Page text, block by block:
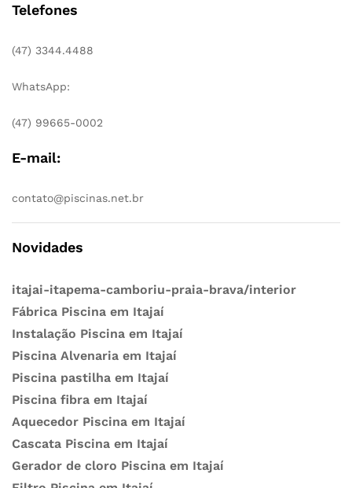
Telefones
(47) 3344.4488
WhatsApp:
(47) 99665-0002
E-mail:
contato@piscinas.net.br
Novidades
itajai-itapema-camboriu-praia-brava/interior
Fábrica Piscina em Itajaí
Instalação Piscina em Itajaí
Piscina Alvenaria em Itajaí
Piscina pastilha em Itajaí
Piscina fibra em Itajaí
Aquecedor Piscina em Itajaí
Cascata Piscina em Itajaí
Gerador de cloro Piscina em Itajaí